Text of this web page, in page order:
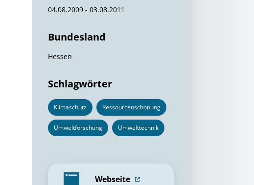
04.08.2009 - 03.08.2011
Bundesland
Hessen
Schlagwörter
Klimaschutz Ressourcenschonung
Umweltforschung Umwelttechnik
Webseite